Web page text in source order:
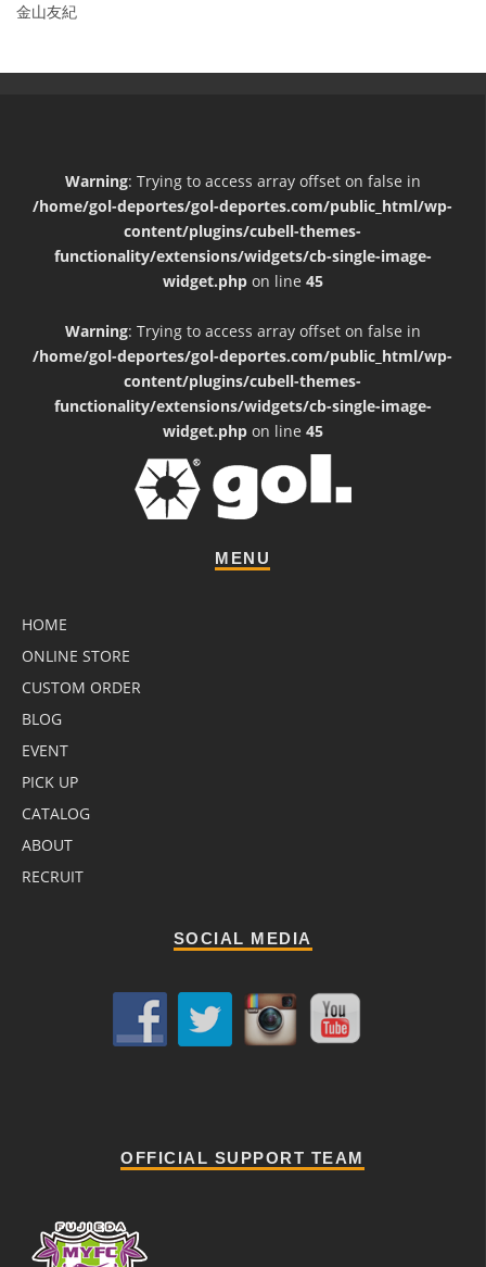
金山友紀
Warning: Trying to access array offset on false in
/home/gol-deportes/gol-deportes.com/public_html/wp-
content/plugins/cubell-themes-
functionality/extensions/widgets/cb-single-image-
widget.phpon line 45
Warning: Trying to access array offset on false in
/home/gol-deportes/gol-deportes.com/public_html/wp-
content/plugins/cubell-themes-
functionality/extensions/widgets/cb-single-image-
widget.phpon line 45
MENU
HOME
ONLINE STORE
CUSTOM ORDER
BLOG
EVENT
PICK UP
CATALOG
ABOUT
RECRUIT
SOCIAL MEDIA
OFFICIAL SUPPORT TEAM